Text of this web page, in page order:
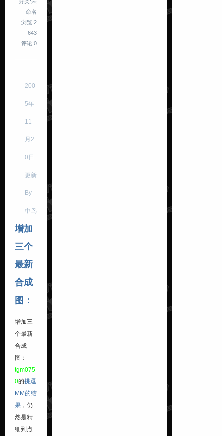
分类:未
命名
浏览:2
643
评论:0
200
5年
11
月2
0日
更新
By
中鸟
增加
三个
最新
合成
图：
增加三
个最新
合成
图：
tgm075
0的挑逗
MM的结
果 ，仍
然是精
细到点